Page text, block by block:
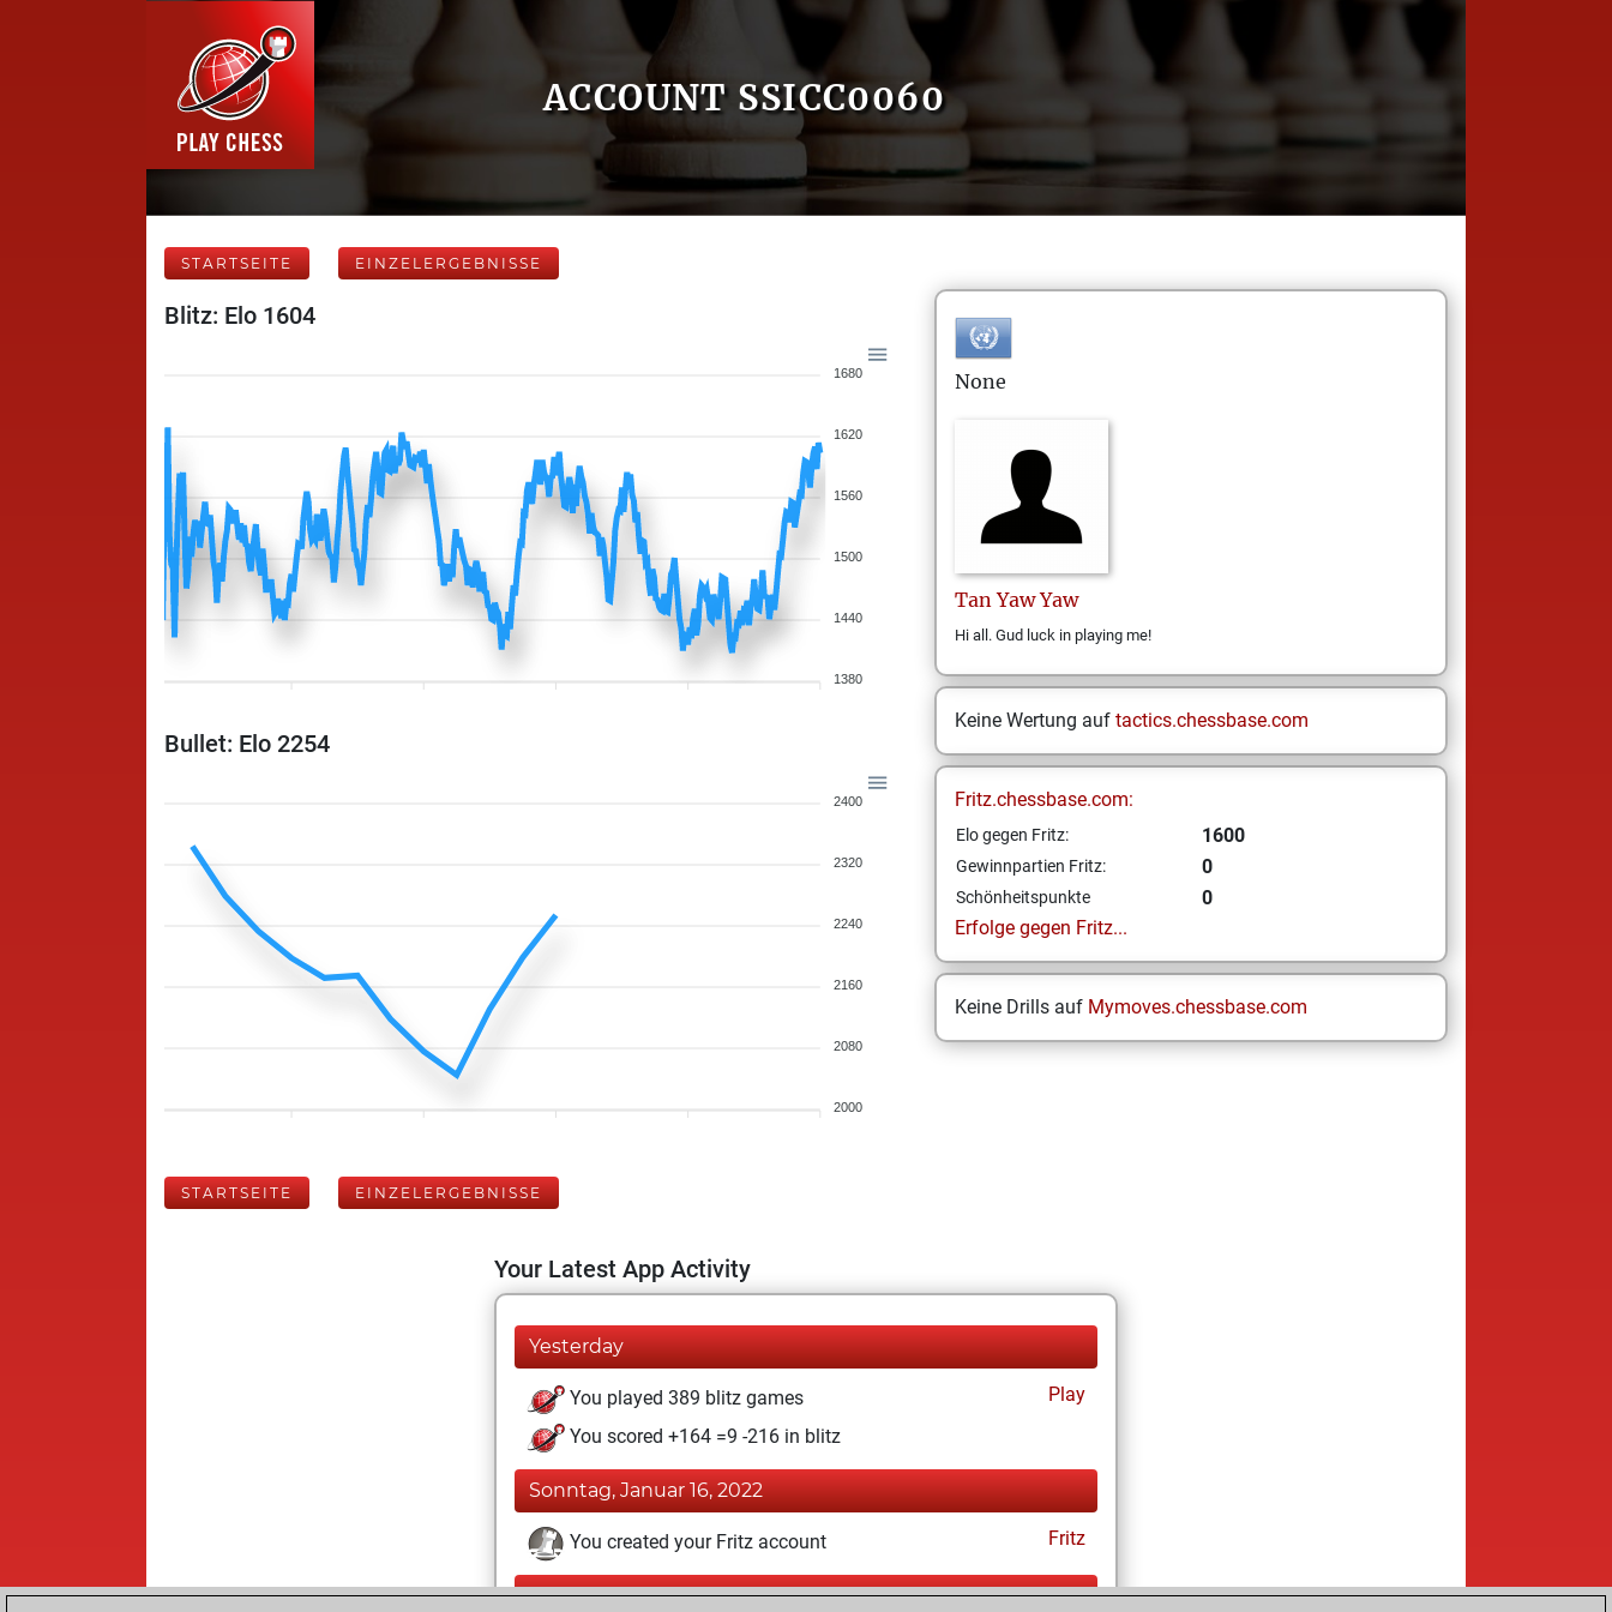
ACCOUNT SSICC0060
STARTSEITE EINZELERGEBNISSE
Blitz: Elo 1604
1680
1620
1560
1500
1440
1380
Bullet: Elo 2254
2400
2320
2240
2160
2080
2000
None
Tan Yaw Yaw
Hi all. Gud luck in playing me!
Keine Wertung auf tactics.chessbase.com
Fritz.chessbase.com:
Elo gegen Fritz: 1600
Gewinnpartien Fritz: 0
Schönheitspunkte
0
Erfolge gegen Fritz...
Keine Drills auf Mymoves.chessbase.com
STARTSEITE EINZELERGEBNISSE
Your Latest App Activity
Yesterday
You played 389 blitz games
Play
You scored +164 =9 -216 in blitz
Sonntag, Januar 16, 2022
You created your Fritz account Fritz
Sonntag, Mai 22, 2016